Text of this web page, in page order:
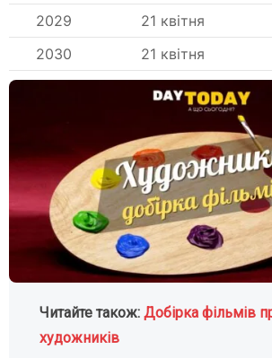
2029
21 квітня
2030
21 квітня
Читайте також:Добірка фільмів
художників